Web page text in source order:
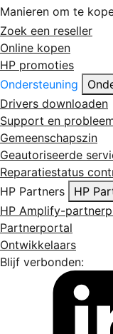
Manieren om te
Zoek een reseller
Online kopen
HP promoties
Ondersteuning
Drivers downloaden
Support en
Gemeenschapszin
Geautoriseerde
Reparatiestatus
HP Partners
HP
HP Amplify-
Partnerportal
Ontwikkelaars
Blijf verbonden: